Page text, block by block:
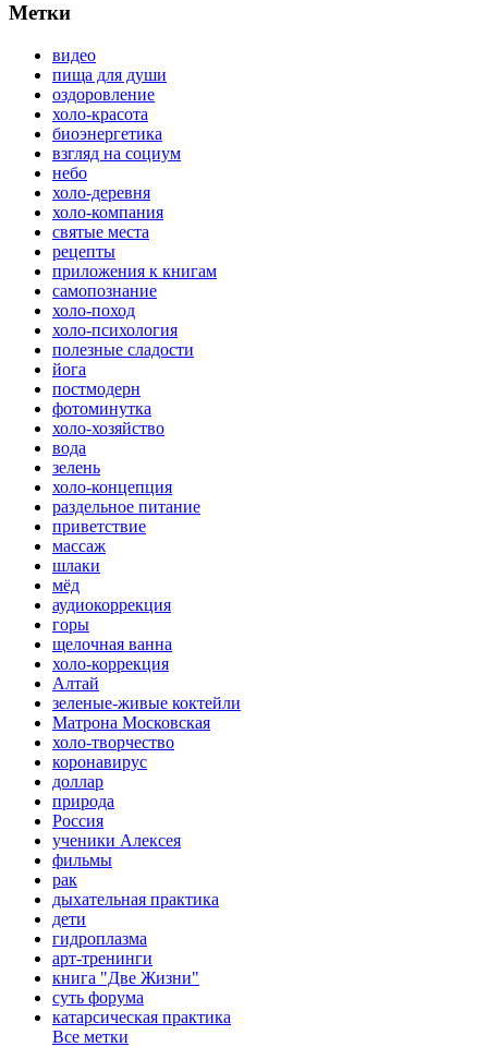
Метки
видео
пища для души
оздоровление
холо-красота
биоэнергетика
взгляд на социум
небо
холо-деревня
холо-компания
святые места
рецепты
приложения к книгам
самопознание
холо-поход
холо-психология
полезные сладости
йога
постмодерн
фотоминутка
холо-хозяйство
вода
зелень
холо-концепция
раздельное питание
приветствие
массаж
шлаки
мёд
аудиокоррекция
горы
щелочная ванна
холо-коррекция
Алтай
зеленые-живые коктейли
Матрона Московская
холо-творчество
коронавирус
доллар
природа
Россия
ученики Алексея
фильмы
рак
дыхательная практика
дети
гидроплазма
арт-тренинги
книга "Две Жизни"
суть форума
катарсическая практика
Все метки